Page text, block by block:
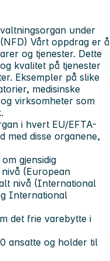
under
Vårt oppdrag er å
og tjenester. Dette
kvalitet på tjenester
Eksempler på slike
medisinske
virksomheter som
i hvert EU/EFTA-
med disse organene,
gjensidig
(European
nivå (International
International
det frie varebytte i
ansatte og holder til